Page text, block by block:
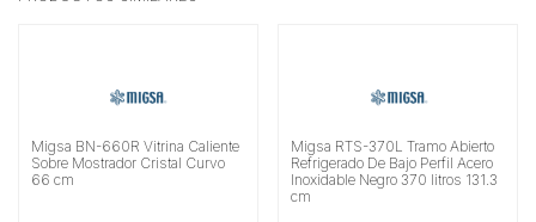
Migsa BN-660R Vitrina Caliente
Sobre Mostrador Cristal Curvo
66 cm
Migsa RTS-370L Tramo Abierto
Refrigerado De Bajo Perfil Acero
Inoxidable Negro 370 litros 131.3
cm